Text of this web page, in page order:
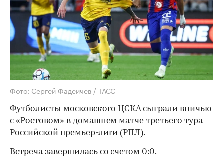
Фото: Сергей Фадеичев / ТАСС
Футболисты московского ЦСКА сыграли вничью
с «Ростовом» в домашнем матче третьего тура
Российской премьер-лиги (РПЛ).
Встреча завершилась со счетом 0:0.